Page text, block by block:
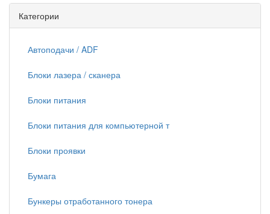
Категории
Автоподачи / ADF
Блоки лазера / сканера
Блоки питания
Блоки питания для компьютерной т
Блоки проявки
Бумага
Бункеры отработанного тонера